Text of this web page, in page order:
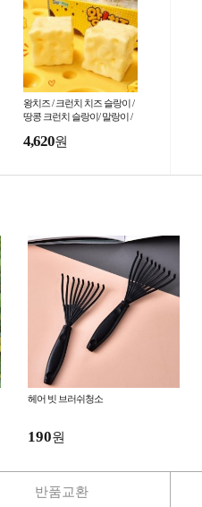
왕치즈 / 크런치 치즈 슬랑이 /
땅콩 크런치 슬랑이/ 말랑이 /
4,620원
헤어 빗 브러쉬청소
190원
반품교환